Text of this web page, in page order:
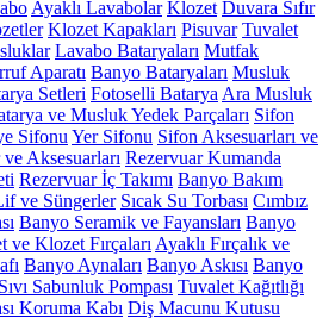
Ayaklı Lavabolar Klozet Duvara Sıfır
Klozet Kapakları Pisuvar Tuvalet
Lavabo Bataryaları Mutfak
Aparatı Banyo Bataryaları Musluk
Setleri Fotoselli Batarya Ara Musluk
ve Musluk Yedek Parçaları Sifon
Sifonu Yer Sifonu Sifon Aksesuarları ve
Aksesuarları Rezervuar Kumanda
Rezervuar İç Takımı Banyo Bakım
ve Süngerler Sıcak Su Torbası Cımbız
Banyo Seramik ve Fayansları Banyo
ve Klozet Fırçaları Ayaklı Fırçalık ve
Banyo Aynaları Banyo Askısı Banyo
Sıvı Sabunluk Pompası Tuvalet Kağıtlığı
Koruma Kabı Diş Macunu Kutusu